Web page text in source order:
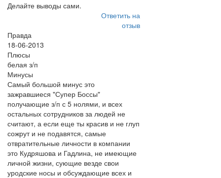
Делайте выводы сами.
Ответить на
отзыв
Правда
18-06-2013
Плюсы
белая з/п
Минусы
Самый большой минус это
зажравшиеся "Супер Боссы"
получающие з/п с 5 нолями, и всех
остальных сотрудников за людей не
считают, а если еще ты красив и не глуп
сожрут и не подавятся, самые
отвратительные личности в компании
это Кудряшова и Гадлина, не имеющие
личной жизни, сующие везде свои
уродские носы и обсуждающие всех и